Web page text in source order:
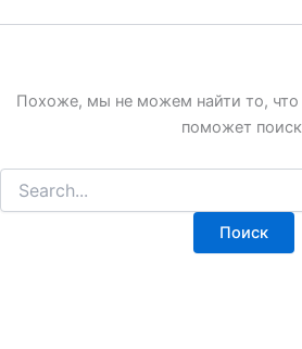
Похоже, мы не можем найти то,
поможет